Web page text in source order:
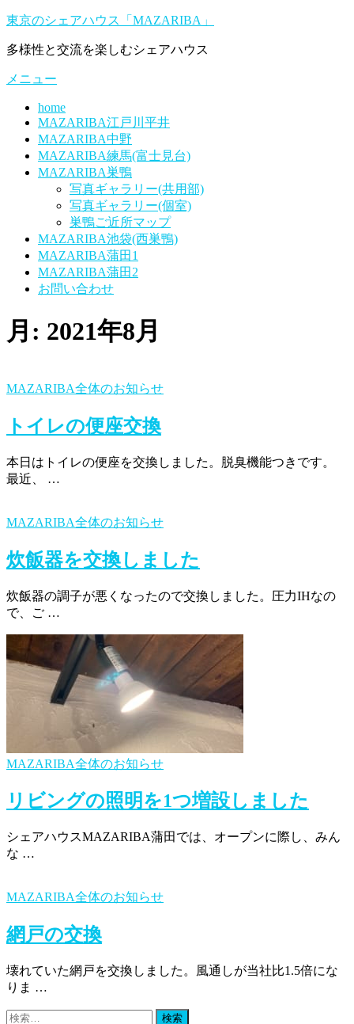
コ
テ
ツ
東京のシェアハウス「MAZARIBA」
多様性と交流を楽しむシェアハウス
メニュー
home
MAZARIBA江戸川平井
MAZARIBA中野
MAZARIBA練馬(富士見台)
MAZARIBA巣鴨
写真ギャラリー(共用部)
写真ギャラリー(個室)
巣鴨ご近所マップ
MAZARIBA池袋(西巣鴨)
MAZARIBA蒲田1
MAZARIBA蒲田2
お問い合わせ
月: 2021年8月
MAZARIBA全体のお知らせ
トイレの便座交換
本日はトイレの便座を交換しました。脱臭機能つきです。
最近、 …
MAZARIBA全体のお知らせ
炊飯器を交換しました
炊飯器の調子が悪くなったので交換しました。圧力IHなの
で、ご …
MAZARIBA全体のお知らせ
リビングの照明を1つ増設しました
シェアハウスMAZARIBA蒲田では、オープンに際し、みん
な …
MAZARIBA全体のお知らせ
網戸の交換
壊れていた網戸を交換しました。風通しが当社比1.5倍にな
りま …
検